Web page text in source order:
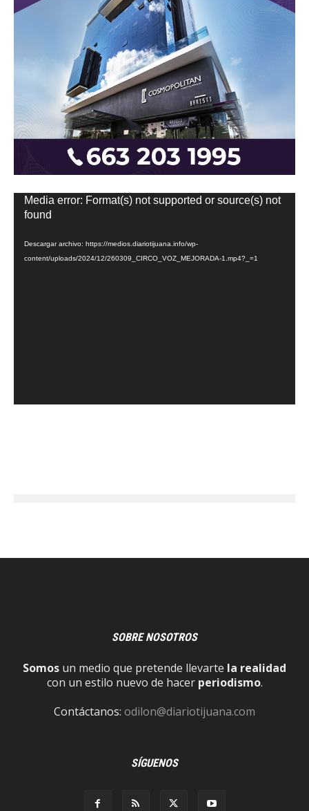
Reproductor
de
Media error: Format(s) not supported or source(s) not
found
Descargar archivo: https://medios.diariotijuana.info/wp-
content/uploads/2024/12/260309_CIRCO_VOZ_MEJORADA-1.mp4?_=1
SOBRE NOSOTROS
Somos un medio que pretende llevarte la realidad
con un estilo nuevo de hacer periodismo.
Contáctanos: odilon@diariotijuana.com
SÍGUENOS